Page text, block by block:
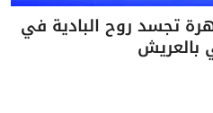
تجسد روح البادية في
بالعريش